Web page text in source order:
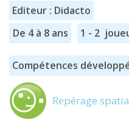
Editeur : Didacto
De 4 à 8 ans
1 - 2
Compétences
Repérage